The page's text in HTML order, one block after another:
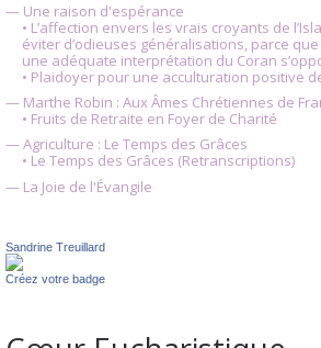
— Une raison d'espérance
• L’affection envers les vrais croyants de
éviter d’odieuses généralisations, parce
une adéquate interprétation du Coran
• Plaidoyer pour une acculturation positive
— Marthe Robin : Aux Âmes Chrétiennes de
• Fruits de Retraite en Foyer de Charité
— Agriculture : Le Temps des Grâces
• Le Temps des Grâces (Retranscriptions)
— La Joie de l'Évangile
Sandrine Treuillard
Créez votre badge